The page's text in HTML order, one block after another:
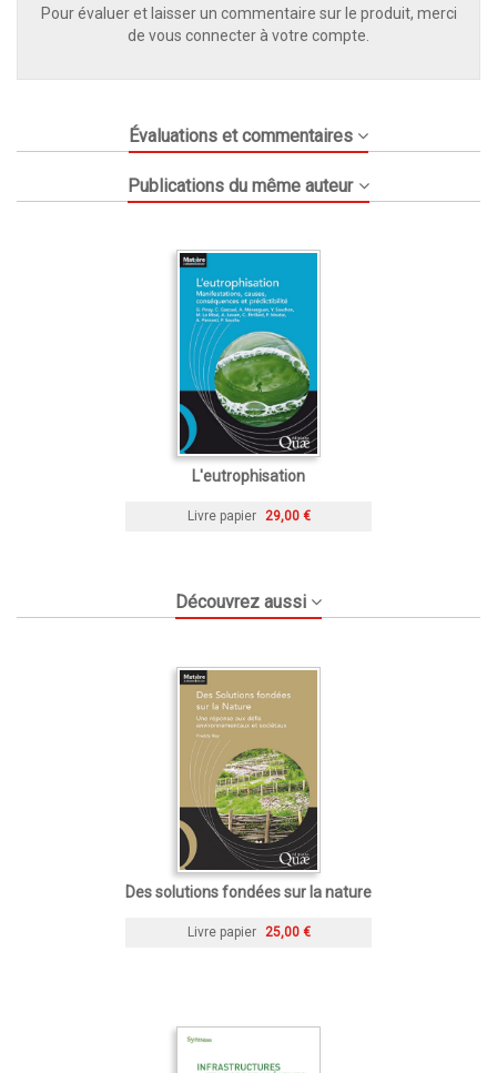
Pour évaluer et laisser un commentaire sur le produit, merci
de vous connecter à votre compte.
Évaluations et commentaires
Publications du même auteur
L'eutrophisation
Livre papier 29,00 €
Découvrez aussi
Des solutions fondées sur la nature
Livre papier 25,00 €